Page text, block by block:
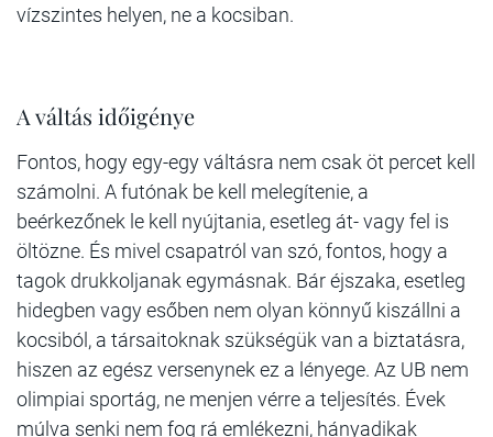
vízszintes helyen, ne a kocsiban.
A váltás időigénye
Fontos, hogy egy-egy váltásra nem csak öt percet kell
számolni. A futónak be kell melegítenie, a
beérkezőnek le kell nyújtania, esetleg át- vagy fel is
öltözne. És mivel csapatról van szó, fontos, hogy a
tagok drukkoljanak egymásnak. Bár éjszaka, esetleg
hidegben vagy esőben nem olyan könnyű kiszállni a
kocsiból, a társaitoknak szükségük van a biztatásra,
hiszen az egész versenynek ez a lényege. Az UB nem
olimpiai sportág, ne menjen vérre a teljesítés. Évek
múlva senki nem fog rá emlékezni, hányadikak